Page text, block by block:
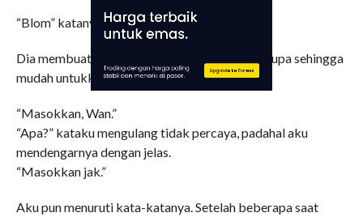
“Blom” katanya.
Dia membuat posisi kami berdua sedemikian rupa sehingga
mudah untukku menyatukan diri dengannya.
“Masokkan, Wan.”
“Apa?” kataku mengulang tidak percaya, padahal aku
mendengarnya dengan jelas.
“Masokkan jak.”
Aku pun menuruti kata-katanya. Setelah beberapa saat